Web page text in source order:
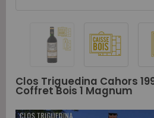
Clos Triguedina Cahors
Coffret Bois 1 Magnum